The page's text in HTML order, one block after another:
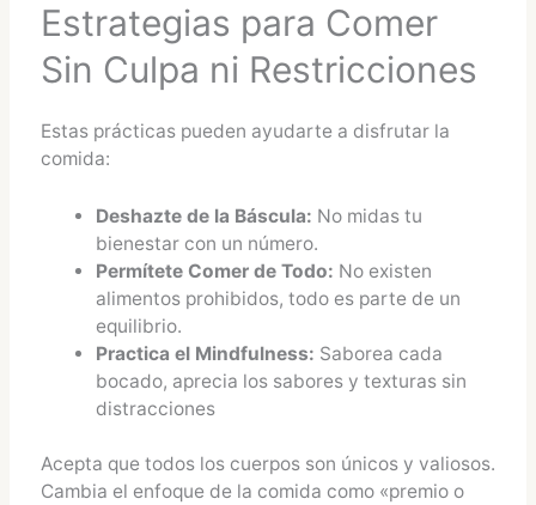
Estrategias para Comer
Sin Culpa ni Restricciones
Estas prácticas pueden ayudarte a disfrutar la
comida:
Deshazte de la Báscula: No midas tu
bienestar con un número.
Permítete Comer de Todo: No existen
alimentos prohibidos, todo es parte de un
equilibrio.
Practica el Mindfulness: Saborea cada
bocado, aprecia los sabores y texturas sin
distracciones​
Acepta que todos los cuerpos son únicos y valiosos.
Cambia el enfoque de la comida como «premio o